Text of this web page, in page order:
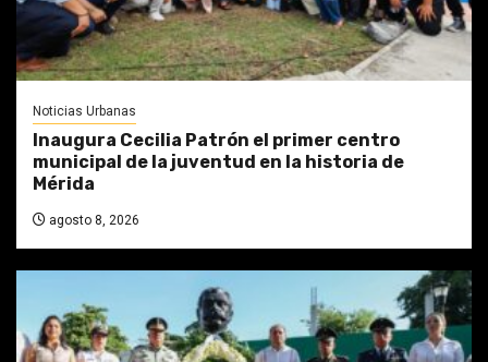
Noticias Urbanas
Inaugura Cecilia Patrón el primer centro
municipal de la juventud en la historia de
Mérida
agosto 8, 2026